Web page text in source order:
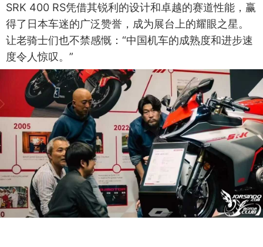
SRK 400 RS凭借其锐利的设计和卓越的赛道性能，赢
得了日本车迷的广泛赞誉，成为展台上的耀眼之星。
让老骑士们也不禁感慨：“中国机车的成熟度和进步速
度令人惊叹。”